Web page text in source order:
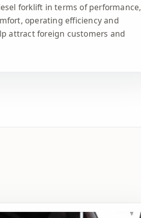
forklift in terms of performance,
operating efficiency and
attract foreign customers and